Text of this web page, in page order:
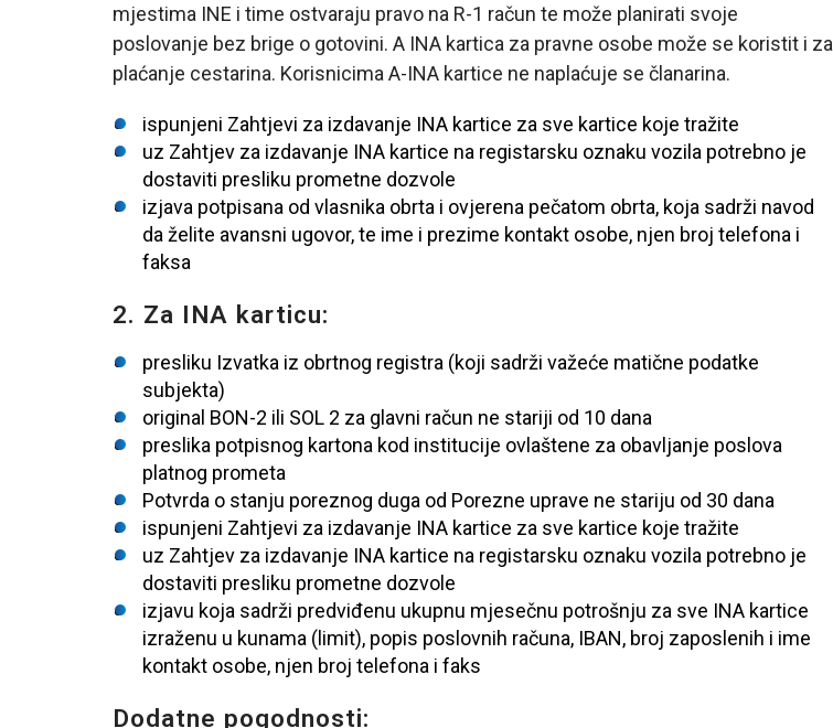
mjestima INE i time ostvaraju pravo na R-1 račun te može planirati svoje
poslovanje bez brige o gotovini. A INA kartica za pravne osobe može se koristit i za
plaćanje cestarina. Korisnicima A-INA kartice ne naplaćuje se članarina.
ispunjeni Zahtjevi za izdavanje INA kartice za sve kartice koje tražite
uz Zahtjev za izdavanje INA kartice na registarsku oznaku vozila potrebno je
dostaviti presliku prometne dozvole
izjava potpisana od vlasnika obrta i ovjerena pečatom obrta, koja sadrži navod
da želite avansni ugovor, te ime i prezime kontakt osobe, njen broj telefona i
faksa
2. Za INA karticu:
presliku Izvatka iz obrtnog registra (koji sadrži važeće matične podatke
subjekta)
original BON-2 ili SOL 2 za glavni račun ne stariji od 10 dana
preslika potpisnog kartona kod institucije ovlaštene za obavljanje poslova
platnog prometa
Potvrda o stanju poreznog duga od Porezne uprave ne stariju od 30 dana
ispunjeni Zahtjevi za izdavanje INA kartice za sve kartice koje tražite
uz Zahtjev za izdavanje INA kartice na registarsku oznaku vozila potrebno je
dostaviti presliku prometne dozvole
izjavu koja sadrži predviđenu ukupnu mjesečnu potrošnju za sve INA kartice
izraženu u kunama (limit), popis poslovnih računa, IBAN, broj zaposlenih i ime
kontakt osobe, njen broj telefona i faks
Dodatne pogodnosti: